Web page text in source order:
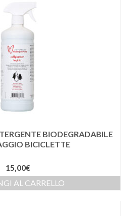
BIODEGRADABILE
BICICLETTE
15,00€
AL CARRELLO